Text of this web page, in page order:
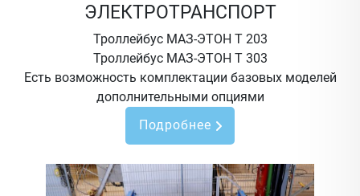
ЭЛЕКТРОТРАНСПОРТ
Троллейбус МАЗ-ЭТОН Т 203
Троллейбус МАЗ-ЭТОН Т 303
Есть возможность комплектации базовых моделей
дополнительными опциями
Подробнее